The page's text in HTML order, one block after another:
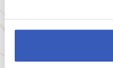
3900 přečtení